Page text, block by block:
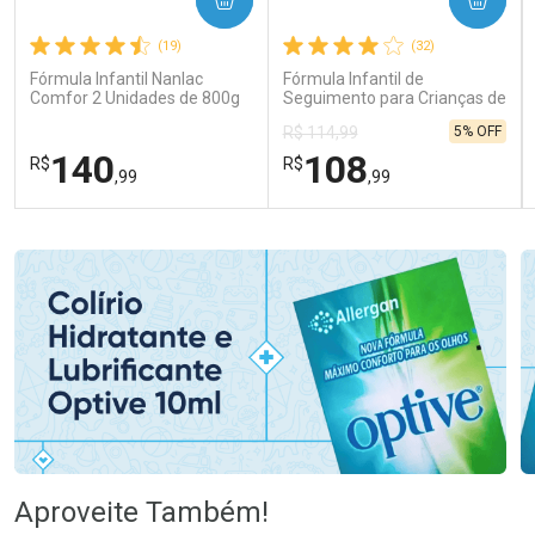
(19)
Fórmula Infantil Nanlac
Comfor 2 Unidades de 800g
R$140,99
(32)
Fórmula Infantil de
Seguimento para Crianças de
Primeira Infância Nestonutri
2 Unidades de 800g cada
R$ 114,99
R$108,99
5% OFF
Laboratório
Por Menos
Aproveite Também!